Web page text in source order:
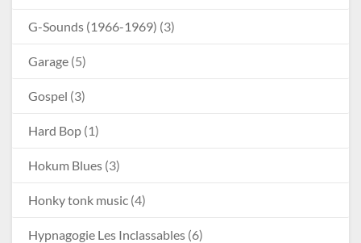
G-Sounds (1966-1969) (3)
Garage (5)
Gospel (3)
Hard Bop (1)
Hokum Blues (3)
Honky tonk music (4)
Hypnagogie Les Inclassables (6)